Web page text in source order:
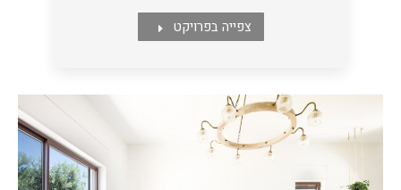
צפייה בפרויקט